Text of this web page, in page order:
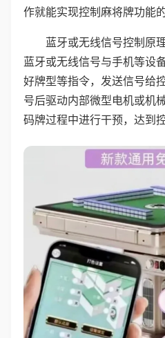
作就能实现控制麻将牌功能
蓝牙或无线信号控制原
蓝牙或无线信号与手机等设
好牌型等指令，发送信号给
号后驱动内部微型电机或机
码牌过程中进行干预，达到控